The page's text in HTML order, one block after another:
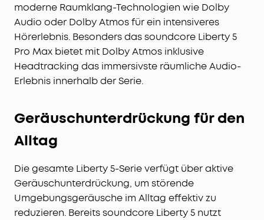
moderne Raumklang-Technologien wie Dolby
Audio oder Dolby Atmos für ein intensiveres
Hörerlebnis. Besonders das soundcore Liberty 5
Pro Max bietet mit Dolby Atmos inklusive
Headtracking das immersivste räumliche Audio-
Erlebnis innerhalb der Serie.
Geräuschunterdrückung für den
Alltag
Die gesamte Liberty 5-Serie verfügt über aktive
Geräuschunterdrückung, um störende
Umgebungsgeräusche im Alltag effektiv zu
reduzieren. Bereits soundcore Liberty 5 nutzt